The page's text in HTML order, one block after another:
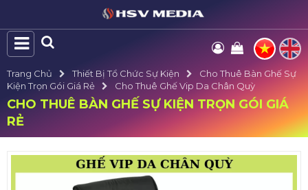
Trang Chủ Thiết Bị Tổ Chức Sự Kiện
Cho Thuê Bàn Ghế Sự
Kiện Trọn Gói Giá Rẻ
Cho Thuê Ghế Vip Da Chân Quỳ
CHO THUÊ BÀN GHẾ SỰ KIỆN TRỌN GÓI GIÁ
RẺ